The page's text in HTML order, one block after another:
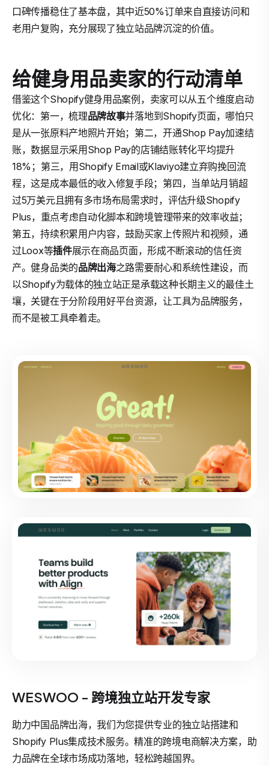
口碑传播稳住了基本盘，其中近50%订单来自直接访问和
老用户复购，充分展现了独立站品牌沉淀的价值。
给健身用品卖家的行动清单
借鉴这个Shopify健身用品案例，卖家可以从五个维度启动
优化：第一，梳理品牌故事并落地到Shopify页面，哪怕只
是从一张原料产地照片开始；第二，开通Shop Pay加速结
账，数据显示采用Shop Pay的店铺结账转化平均提升
18%；第三，用Shopify Email或Klaviyo建立弃购挽回流
程，这是成本最低的收入修复手段；第四，当单站月销超
过5万美元且拥有多市场布局需求时，评估升级Shopify
Plus，重点考虑自动化脚本和跨境管理带来的效率收益；
第五，持续积累用户内容，鼓励买家上传照片和视频，通
过Loox等插件展示在商品页面，形成不断滚动的信任资
产。健身品类的品牌出海之路需要耐心和系统性建设，而
以Shopify为载体的独立站正是承载这种长期主义的最佳土
壤，关键在于分阶段用好平台资源，让工具为品牌服务，
而不是被工具牵着走。
WESWOO - 跨境独立站开发专家
助力中国品牌出海，我们为您提供专业的独立站搭建和
Shopify Plus集成技术服务。精准的跨境电商解决方案，助
力品牌在全球市场成功落地，轻松跨越国界。